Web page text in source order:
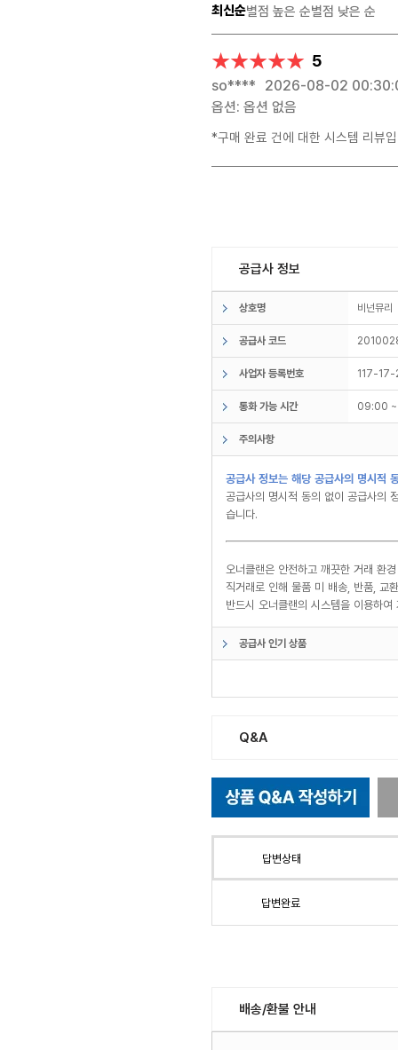
최신순별점 높은 순별점 낮은 순
★★★★★
★★★★★ 5
so**** 2026-08-02
옵션: 옵션 없음
*구매 완료 건에 대한 시스템 리뷰
공급사 정보
상호명 비넌뮤
공급사 코드
사업자 등록번호 117-
통화 가능 시간 09:00
주의사항
공급사 정보는 해당 공급사의 명시적
공급사의 명시적 동의 없이 공급사의
습니다.
오너클랜은 안전하고 깨끗한 거래 환
직거래로 인해 물품 미 배송, 반품, 교
반드시 오너클랜의 시스템을 이용하
공급사 인기 상품
Q&A
답변상태
답변완료
배송/환불 안내